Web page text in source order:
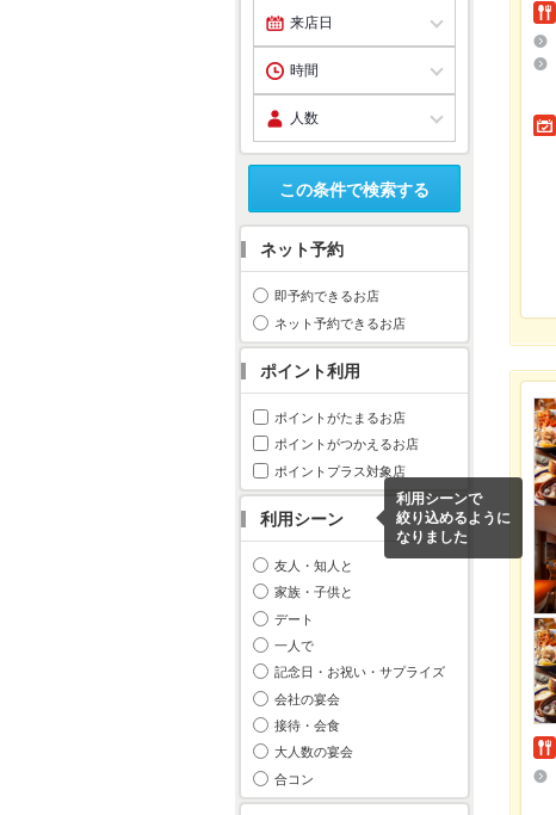
この条件で検索する
ネット予約
即予約できるお店
ネット予約できるお店
ポイント利用
ポイントがたまるお店
ポイントがつかえるお店
ポイントプラス対象店
利用シーン
利用シーンで
絞り込めるように
なりました
友人・知人と
家族・子供と
デート
一人で
記念日・お祝い・サプライズ
会社の宴会
接待・会食
大人数の宴会
合コン